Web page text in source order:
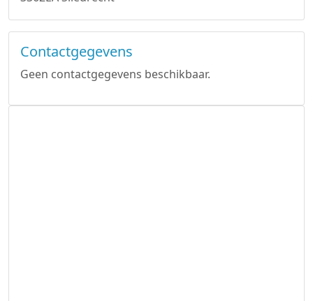
Contactgegevens
Geen contactgegevens beschikbaar.